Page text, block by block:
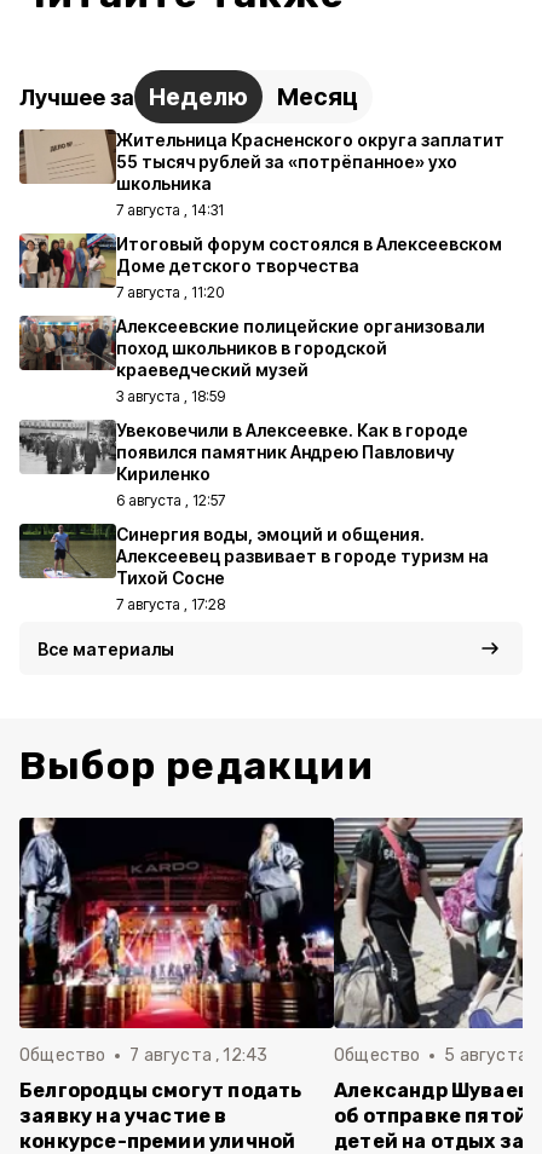
Лучшее за Неделю Месяц
Жительница Красненского округа заплатит
55 тысяч рублей за «потрёпанное» ухо
школьника
7 августа , 14:31
Итоговый форум состоялся в Алексеевском
Доме детского творчества
7 августа , 11:20
Алексеевские полицейские организовали
поход школьников в городской
краеведческий музей
3 августа , 18:59
Увековечили в Алексеевке. Как в городе
появился памятник Андрею Павловичу
Кириленко
6 августа , 12:57
Синергия воды, эмоций и общения.
Алексеевец развивает в городе туризм на
Тихой Сосне
7 августа , 17:28
Все материалы
Выбор редакции
Общество 7 августа , 12:43
Белгородцы смогут подать
заявку на участие в
конкурсе-премии уличной
Общество 5 августа ,
Александр Шуваев
об отправке пятой
детей на отдых за